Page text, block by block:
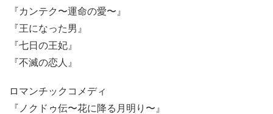
『カンテク〜運命の愛〜』
『王になった男』
『七日の王妃』
『不滅の恋⼈』
ロマンチックコメディ
『ノクドゥ伝〜花に降る月明り〜』